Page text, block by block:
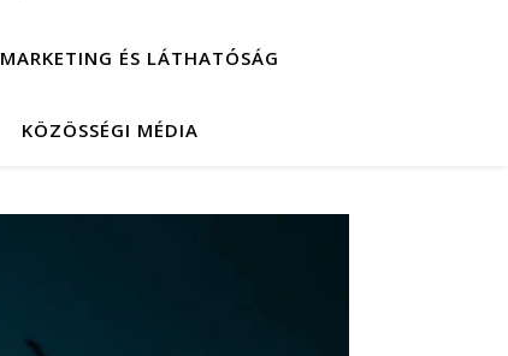
MARKETING ÉS LÁTHATÓSÁG
KÖZÖSSÉGI MÉDIA